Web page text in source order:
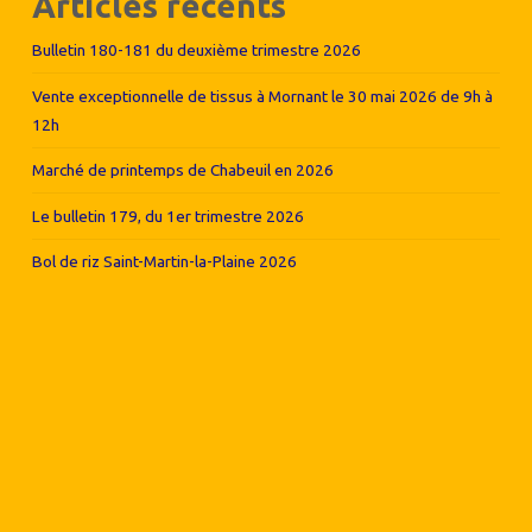
Bulletin 180-181 du deuxième trimestre 2026
Vente exceptionnelle de tissus à Mornant le 30 mai 2026 de 9h à
12h
Marché de printemps de Chabeuil en 2026
Le bulletin 179, du 1er trimestre 2026
Bol de riz Saint-Martin-la-Plaine 2026